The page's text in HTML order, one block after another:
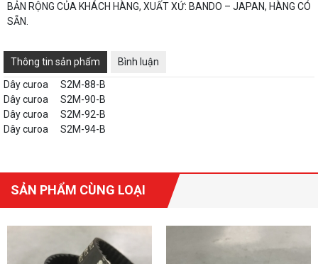
BẢN RỘNG CỦA KHÁCH HÀNG, XUẤT XỨ: BANDO – JAPAN, HÀNG CÓ
SẴN.
Thông tin sản phẩm
Bình luận
Dây curoa
S2M-88-B
Dây curoa
S2M-90-B
Dây curoa
S2M-92-B
Dây curoa
S2M-94-B
SẢN PHẨM CÙNG LOẠI